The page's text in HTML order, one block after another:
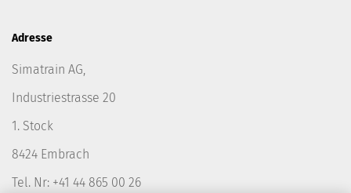
Adresse
Simatrain AG,
Industriestrasse 20
1. Stock
8424 Embrach
Tel. Nr: +41 44 865 00 26